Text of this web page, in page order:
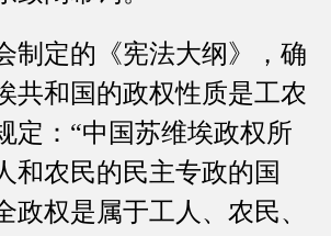
定的《宪法大纲》，确
共和国的政权性质是工农
定：“中国苏维埃政权所
和农民的民主专政的国
政权是属于工人、农民、